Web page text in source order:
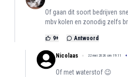
Of gaan dit soort bedrijven
mbv kolen en zonodig zelfs
9+ Antwoord
Nicolaas 22 mei 2026 om 19:11 +
Of met waterstof 😉